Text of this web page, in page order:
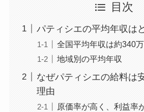
目次
パティシエの平均年収は
全国平均年収は約340
地域別の平均年収
なぜパティシエの給料は
理由
原価率が高く、利益率